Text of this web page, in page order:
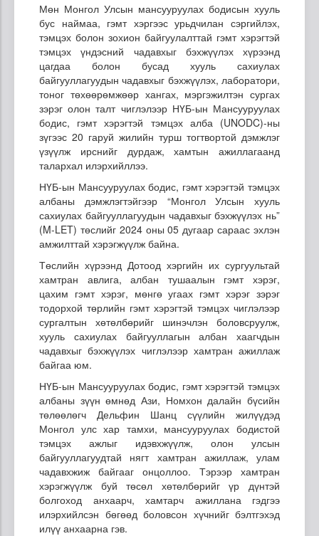
Мөн Монгол Улсын мансууруулах бодисын хууль
бус наймаа, гэмт хэргээс урьдчилан сэргийлэх,
тэмцэх болон зохион байгуулалттай гэмт хэрэгтэй
тэмцэх үндэсний чадавхыг бэхжүүлэх хүрээнд
цагдаа болон бусад хууль сахиулах
байгууллагуудын чадавхыг бэхжүүлэх, лаборатори,
тоног төхөөрөмжөөр хангах, мэргэжилтэн сургах
зэрэг олон талт чиглэлээр НҮБ-ын Мансууруулах
бодис, гэмт хэрэгтэй тэмцэх алба (UNODC)-ны
зүгээс 20 гаруй жилийн турш тогтвортой дэмжлэг
үзүүлж ирснийг дурдаж, хамтын ажиллагаанд
талархал илэрхийллээ.
НҮБ-ын Мансууруулах бодис, гэмт хэрэгтэй тэмцэх
албаны дэмжлэгтэйгээр “Монгол Улсын хууль
сахиулах байгууллагуудын чадавхыг бэхжүүлэх нь”
(M-LET) төслийг 2024 оны 05 дугаар сараас эхлэн
амжилттай хэрэгжүүлж байна.
Төслийн хүрээнд Дотоод хэргийн их сургуультай
хамтран авлига, албан тушаалын гэмт хэрэг,
цахим гэмт хэрэг, мөнгө угаах гэмт хэрэг зэрэг
тодорхой төрлийн гэмт хэрэгтэй тэмцэх чиглэлээр
сургалтын хөтөлбөрийг шинэчлэн боловсруулж,
хууль сахиулах байгууллагын албан хаагчдын
чадавхыг бэхжүүлэх чиглэлээр хамтран ажиллаж
байгаа юм.
НҮБ-ын Мансууруулах бодис, гэмт хэрэгтэй тэмцэх
албаны зүүн өмнөд Ази, Номхон далайн бүсийн
төлөөлөгч Дельфин Шанц сүүлийн жилүүдэд
Монгол улс хар тамхи, мансууруулах бодистой
тэмцэх ажлыг идэвхжүүлж, олон улсын
байгууллагуудтай нягт хамтран ажиллаж, улам
чадавхжиж байгааг онцоллоо. Тэрээр хамтран
хэрэгжүүлж буй төсөл хөтөлбөрийг үр дүнтэй
болгоход анхаарч, хамтарч ажиллана гэдгээ
илэрхийлсэн бөгөөд боловсон хүчнийг бэлтгэхэд
илүү анхаарна гэв.